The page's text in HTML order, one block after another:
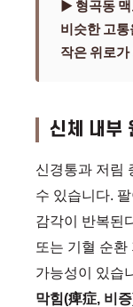
▶ 형곡동 맥
비슷한 고
작은 위로
신체 내부
신경통과 저림
수 있습니다.
감각이 반복된
또는 기혈 순
가능성이 있습
막힘(痺症, 비